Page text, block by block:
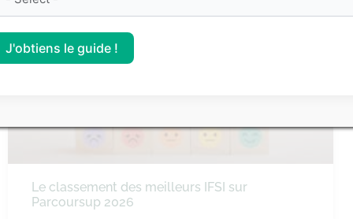
Le classement des meilleurs IFSI sur
Parcoursup 2026
J'obtiens le guide !